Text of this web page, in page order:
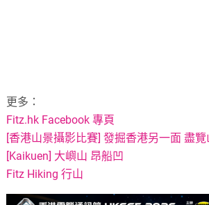
更多：
Fitz.hk Facebook 專頁
[香港山景攝影比賽] 發掘香港另一面 盡
[Kaikuen] 大嶼山 昂船凹
Fitz Hiking 行山